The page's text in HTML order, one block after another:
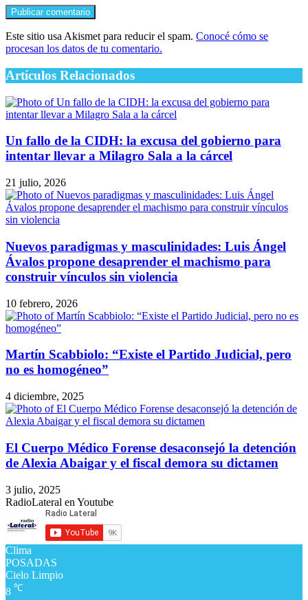
Este sitio usa Akismet para reducir el spam. Conocé cómo se
procesan los datos de tu comentario.
Artículos Relacionados
Un fallo de la CIDH: la excusa del gobierno para
intentar llevar a Milagro Sala a la cárcel
21 julio, 2026
Nuevos paradigmas y masculinidades: Luis Ángel
Ávalos propone desaprender el machismo para
construir vínculos sin violencia
10 febrero, 2026
Martín Scabbiolo: “Existe el Partido Judicial, pero
no es homogéneo”
4 diciembre, 2025
El Cuerpo Médico Forense desaconsejó la detención
de Alexia Abaigar y el fiscal demora su dictamen
3 julio, 2025
RadioLateral en Youtube
Clima
POSADAS
Cielo Limpio
8 ℃